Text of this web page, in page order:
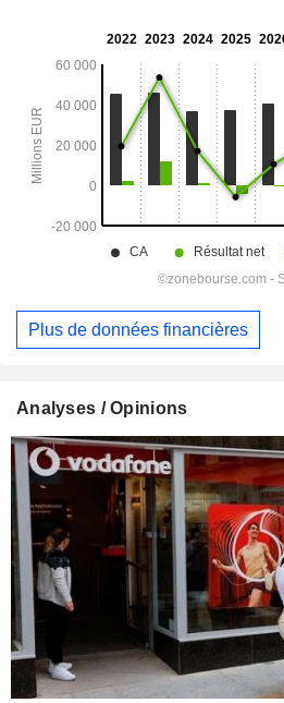
Plus de données financières
Analyses / Opinions